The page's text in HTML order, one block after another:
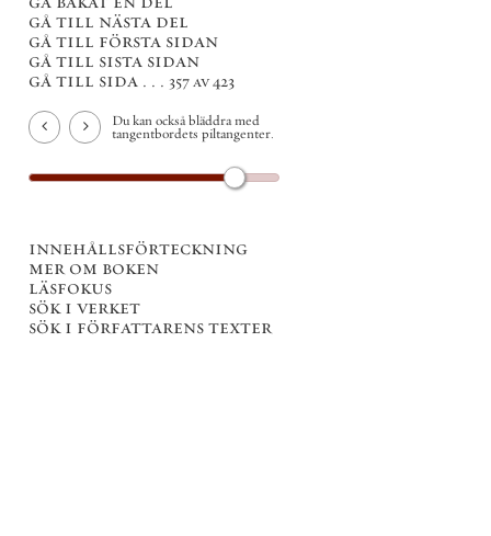
gå till nästa del
gå till första sidan
gå till sista sidan
gå till sida . . . 357 av 423
Du kan också bläddra med
tangentbordets piltangenter.
innehållsförteckning
mer om boken
läsfokus
sök i verket
sök i författarens texter